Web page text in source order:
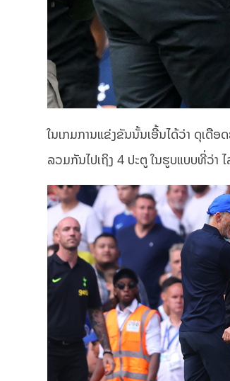
ໃນເກມການແຂ່ງຂັນນັ້ນເອີ້ນໄດ້ວ່າ ດຸເດື
ລວມກັນໄປເຖິງ 4 ປະຕູ ໃນຮູບແບບທີ່ວ່າ